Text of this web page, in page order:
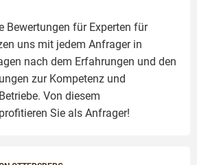
Bewertungen für Experten für
uns mit jedem Anfrager in
nach dem Erfahrungen und den
zur Kompetenz und
Von diesem
Sie als Anfrager!